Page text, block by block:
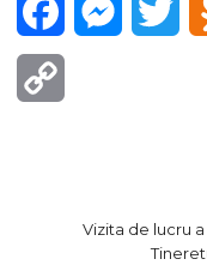
Facebook
Vizita de lucru a